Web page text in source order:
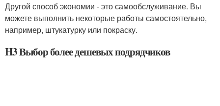
Другой способ экономии - это самообслуживание. Вы
можете выполнить некоторые работы самостоятельно,
например, штукатурку или покраску.
H3 Выбор более дешевых подрядчиков